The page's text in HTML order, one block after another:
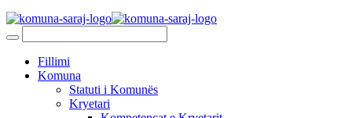
Fillimi
Komuna
Statuti i Komunës
Kryetari